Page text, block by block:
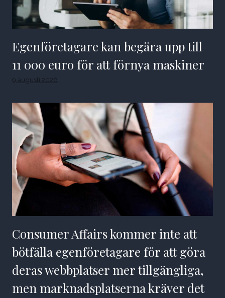
Egenföretagare kan begära upp till
11 000 euro för att förnya maskiner
9 augusti 2026
Consumer Affairs kommer inte att
bötfälla egenföretagare för att göra
deras webbplatser mer tillgängliga,
men marknadsplatserna kräver det